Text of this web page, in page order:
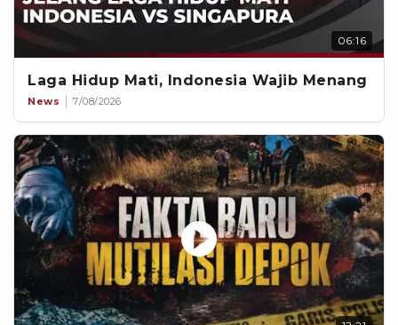
06:16
Laga Hidup Mati, Indonesia Wajib Menang
News 7/08/2026